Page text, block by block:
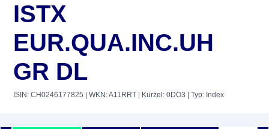
ISTX
EUR.QUA.INC.UH
GR DL
ISIN: CH0246177825 | WKN: A11RRT | Kürzel: 0DO3 | Typ: Index